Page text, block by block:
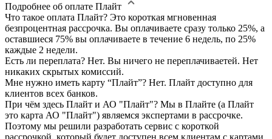
Подробнее об оплате Плайт
Что такое оплата Плайт? Это короткая мгновенная
безпроцентная рассрочка. Вы оплачиваете сразу только 25%, а
оставшиеся 75% вы оплачиваете в течение 6 недель, по 25%
каждые 2 недели.
Есть ли переплата? Нет. Вы ничего не переплачиваетей. Нет
никаких скрытых комиссий.
Мне нужно иметь карту “Плайт”? Нет. Плайт доступно для
клиентов всех банков.
При чём здесь Плайт и АО "Плайт"? Мы в Плайте (а Плайт
это карта АО "Плайт") являемся экспертами в рассрочке.
Поэтому мы решили разработать сервис с короткой
рассрочкой, который будет доступен всем клиентам с картами